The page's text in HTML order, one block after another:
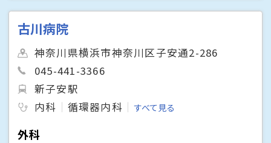
古川病院
神奈川県横浜市神奈川区子安通2-286
045-441-3366
新子安駅
内科
循環器内科 すべて見る
外科